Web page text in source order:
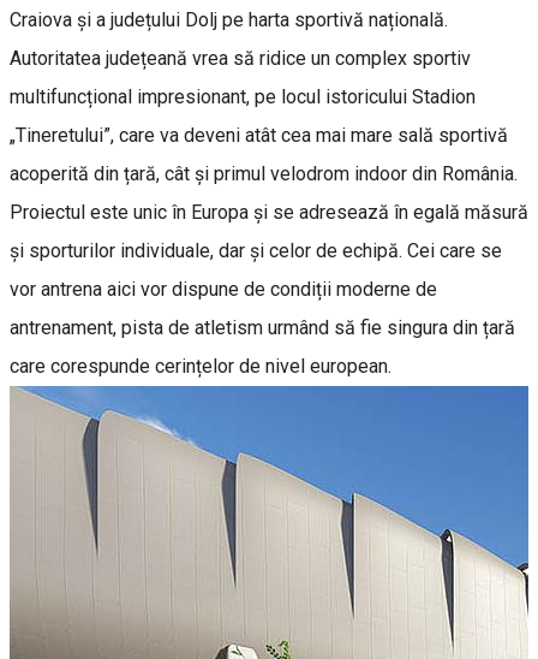
Craiova și a județului Dolj pe harta sportivă națională.
Autoritatea județeană vrea să ridice un complex sportiv
multifuncțional impresionant, pe locul istoricului Stadion
„Tineretului”, care va deveni atât cea mai mare sală sportivă
acoperită din țară, cât și primul velodrom indoor din România.
Proiectul este unic în Europa și se adresează în egală măsură
și sporturilor individuale, dar și celor de echipă. Cei care se
vor antrena aici vor dispune de condiții moderne de
antrenament, pista de atletism urmând să fie singura din țară
care corespunde cerințelor de nivel european.